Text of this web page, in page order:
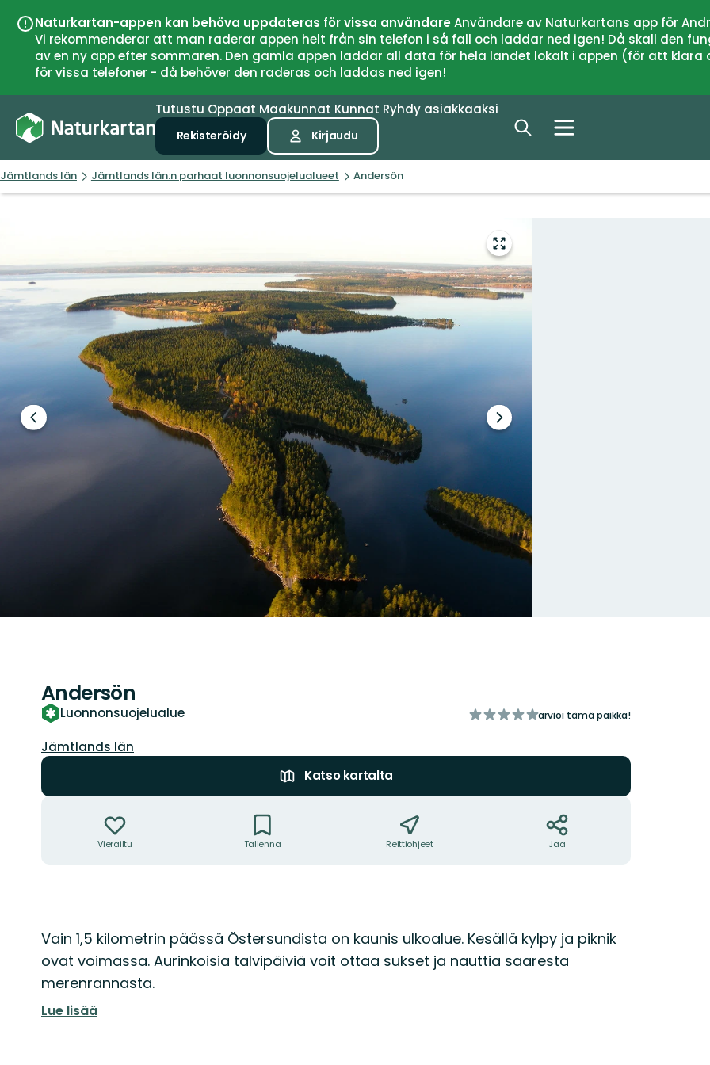
Naturkartan-appen kan behöva uppdateras för vissa användareAnvändare av Naturkartans app för
Vi rekommenderar att man raderar appen helt från sin telefon i så fall och laddar ned igen! Då skall den
av en ny app efter sommaren. Den gamla appen laddar all data för hela landet lokalt i appen (för att
för vissa telefoner - då behöver den raderas och laddas ned igen!
Tutustu Oppaat Maakunnat Kunnat Ryhdy asiakkaaksi
Rekisteröidy Kirjaudu
Jämtlands län Jämtlands län:n parhaat luonnonsuojelualueet Andersön
Siirry
koko
näytön
alueelle
Edellinen
Seuraava
Andersön
Luonnonsuojelualue
/5
arvioi tämä paikka!
Kunta:
Jämtlands län
Katso kartalta
Vierailtu Tallenna Reittiohjeet Jaa
Kuvaus
Vain 1,5 kilometrin päässä Östersundista on kaunis ulkoalue. Kesällä kylpy ja piknik
ovat voimassa. Aurinkoisia talvipäiviä voit ottaa sukset ja nauttia saaresta
merenrannasta.
Lue lisää